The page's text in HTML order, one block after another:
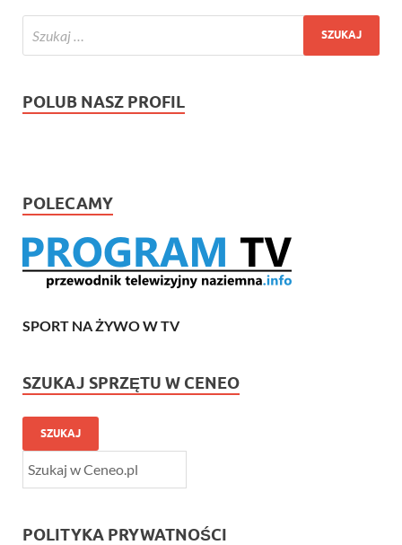
POLUB NASZ PROFIL
POLECAMY
SPORT NA ŻYWO W TV
SZUKAJ SPRZĘTU W CENEO
SZUKAJ
POLITYKA PRYWATNOŚCI